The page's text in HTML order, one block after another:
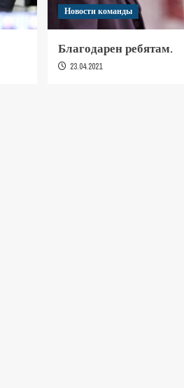
Новости команды
Благодарен ребятам.
23.04.2021